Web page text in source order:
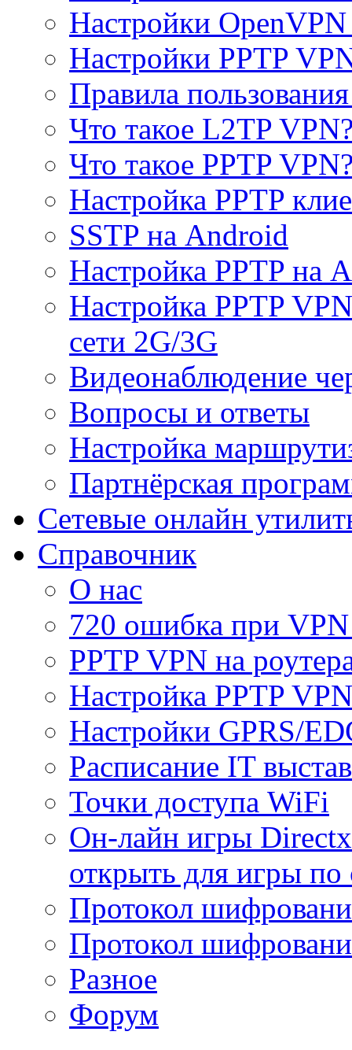
Настройки
Настройки PPTP
Правила
Что такое L2TP
Что такое PPTP
Настройка PPTP
SSTP на Android
Настройка PPTP на
Настройка PPTP
сети 2G/3G
Видеонаблюдение
Вопросы и ответы
Настройка
Партнёрская
Сетевые онлайн
Справочник
О нас
720 ошибка при
PPTP VPN на
Настройка PPTP
Настройки GPRS/
Расписание IT
Точки доступа WiFi
Он-лайн игры
открыть для игры по
Протокол
Протокол
Разное
Форум